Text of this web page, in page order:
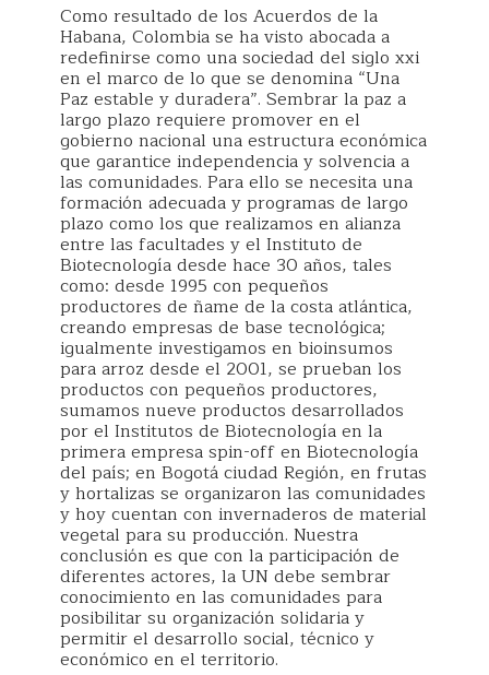
Como resultado de los Acuerdos de la
Habana, Colombia se ha visto abocada a
redefinirse como una sociedad del siglo xxi
en el marco de lo que se denomina “Una
Paz estable y duradera”. Sembrar la paz a
largo plazo requiere promover en el
gobierno nacional una estructura económica
que garantice independencia y solvencia a
las comunidades. Para ello se necesita una
formación adecuada y programas de largo
plazo como los que realizamos en alianza
entre las facultades y el Instituto de
Biotecnología desde hace 30 años, tales
como: desde 1995 con pequeños
productores de ñame de la costa atlántica,
creando empresas de base tecnológica;
igualmente investigamos en bioinsumos
para arroz desde el 2001, se prueban los
productos con pequeños productores,
sumamos nueve productos desarrollados
por el Institutos de Biotecnología en la
primera empresa spin-off en Biotecnología
del país; en Bogotá ciudad Región, en frutas
y hortalizas se organizaron las comunidades
y hoy cuentan con invernaderos de material
vegetal para su producción. Nuestra
conclusión es que con la participación de
diferentes actores, la UN debe sembrar
conocimiento en las comunidades para
posibilitar su organización solidaria y
permitir el desarrollo social, técnico y
económico en el territorio.